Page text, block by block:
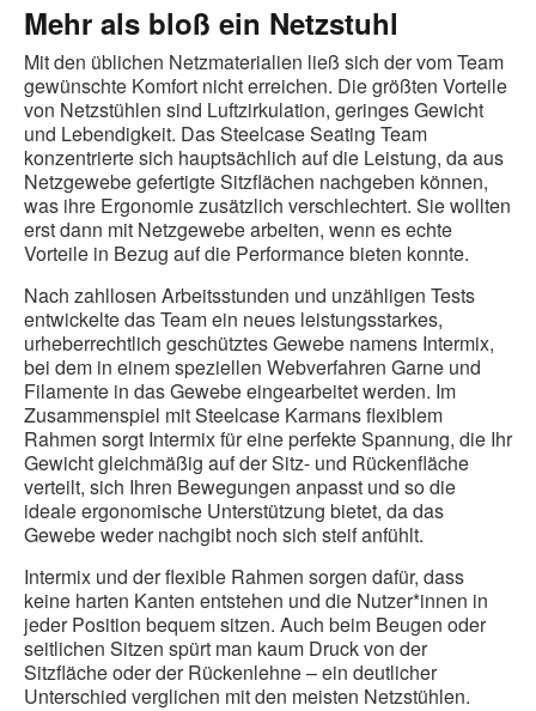
Mehr als bloß ein Netzstuhl
Mit den üblichen Netzmaterialien ließ sich der vom Team
gewünschte Komfort nicht erreichen. Die größten Vorteile
von Netzstühlen sind Luftzirkulation, geringes Gewicht
und Lebendigkeit. Das Steelcase Seating Team
konzentrierte sich hauptsächlich auf die Leistung, da aus
Netzgewebe gefertigte Sitzflächen nachgeben können,
was ihre Ergonomie zusätzlich verschlechtert. Sie wollten
erst dann mit Netzgewebe arbeiten, wenn es echte
Vorteile in Bezug auf die Performance bieten konnte.
Nach zahllosen Arbeitsstunden und unzähligen Tests
entwickelte das Team ein neues leistungsstarkes,
urheberrechtlich geschütztes Gewebe namens Intermix,
bei dem in einem speziellen Webverfahren Garne und
Filamente in das Gewebe eingearbeitet werden. Im
Zusammenspiel mit Steelcase Karmans flexiblem
Rahmen sorgt Intermix für eine perfekte Spannung, die Ihr
Gewicht gleichmäßig auf der Sitz- und Rückenfläche
verteilt, sich Ihren Bewegungen anpasst und so die
ideale ergonomische Unterstützung bietet, da das
Gewebe weder nachgibt noch sich steif anfühlt.
Intermix und der flexible Rahmen sorgen dafür, dass
keine harten Kanten entstehen und die Nutzer*innen in
jeder Position bequem sitzen. Auch beim Beugen oder
seitlichen Sitzen spürt man kaum Druck von der
Sitzfläche oder der Rückenlehne – ein deutlicher
Unterschied verglichen mit den meisten Netzstühlen.